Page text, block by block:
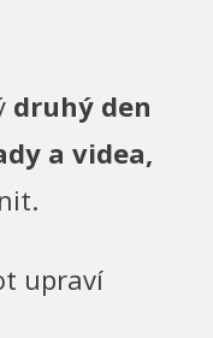
druhý den
a videa,
upraví